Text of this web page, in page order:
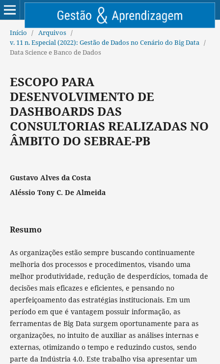
Início / Arquivos /
v. 11 n. Especial (2022): Gestão de Dados no Cenário do Big Data /
Data Science e Banco de Dados
ESCOPO PARA
DESENVOLVIMENTO DE
DASHBOARDS DAS
CONSULTORIAS REALIZADAS NO
ÂMBITO DO SEBRAE-PB
Gustavo Alves da Costa
Aléssio Tony C. De Almeida
Resumo
As organizações estão sempre buscando continuamente
melhoria dos processos e procedimentos, visando uma
melhor produtividade, redução de desperdícios, tomada de
decisões mais eficazes e eficientes, e pensando no
aperfeiçoamento das estratégias institucionais. Em um
período em que é vantagem possuir informação, as
ferramentas de Big Data surgem oportunamente para as
organizações, no intuito de auxiliar as análises internas e
externas, otimizando o tempo e reduzindo custos, sendo
parte da Indústria 4.0. Este trabalho visa apresentar um